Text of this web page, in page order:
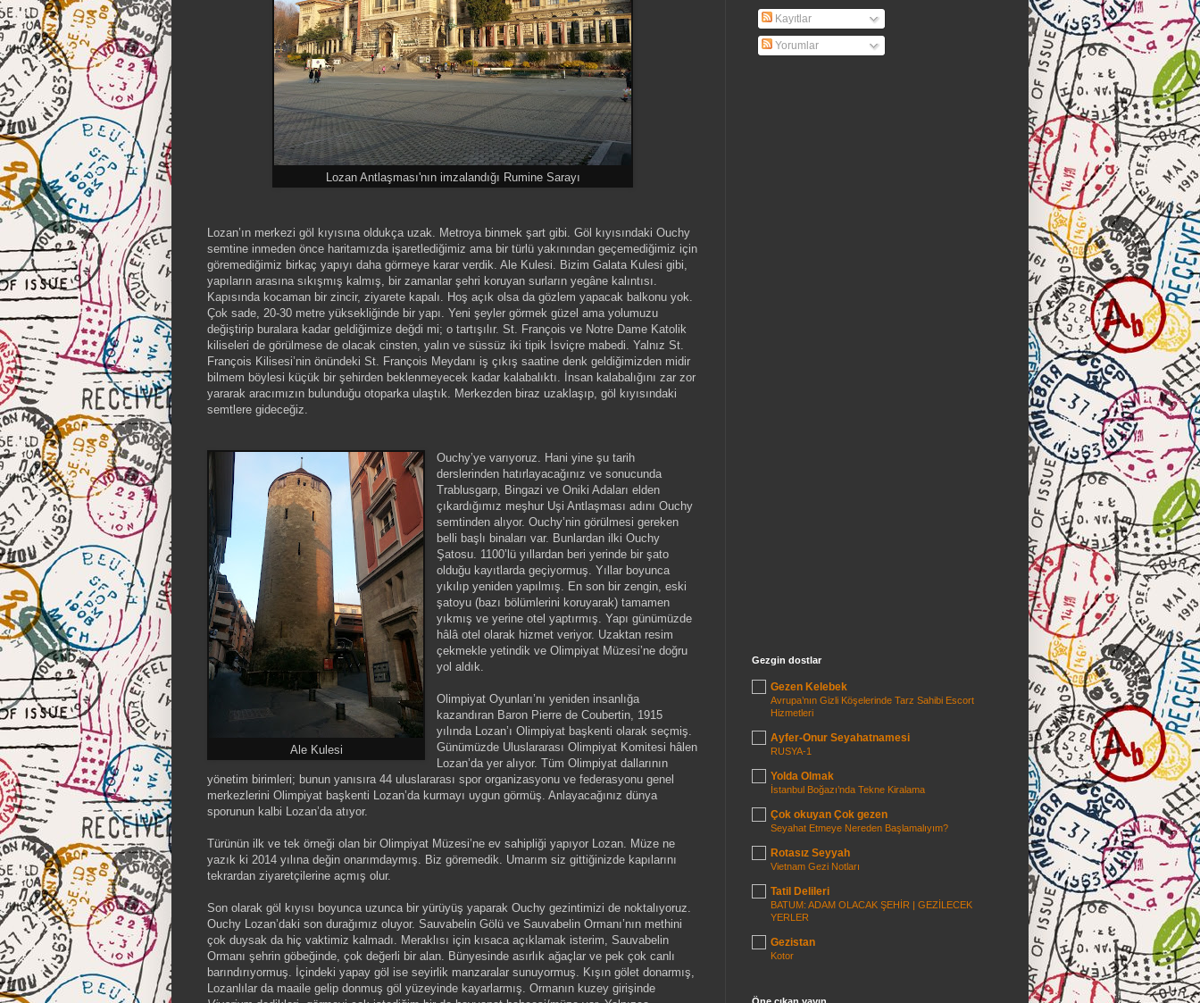
Lozan Antlaşması'nın imzalandığı Rumine Sarayı
Lozan’ın merkezi göl kıyısına oldukça uzak. Metroya binmek şart gibi. Göl kıyısındaki Ouchy
semtine inmeden önce haritamızda işaretlediğimiz ama bir türlü yakınından geçemediğimiz için
göremediğimiz birkaç yapıyı daha görmeye karar verdik. Ale Kulesi. Bizim Galata Kulesi gibi,
yapıların arasına sıkışmış kalmış, bir zamanlar şehri koruyan surların yegâne kalıntısı.
Kapısında kocaman bir zincir, ziyarete kapalı. Hoş açık olsa da gözlem yapacak balkonu yok.
Çok sade, 20-30 metre yüksekliğinde bir yapı. Yeni şeyler görmek güzel ama yolumuzu
değiştirip buralara kadar geldiğimize değdi mi; o tartışılır. St. François ve Notre Dame Katolik
kiliseleri de görülmese de olacak cinsten, yalın ve süssüz iki tipik İsviçre mabedi. Yalnız St.
François Kilisesi’nin önündeki St. François Meydanı iş çıkış saatine denk geldiğimizden midir
bilmem böylesi küçük bir şehirden beklenmeyecek kadar kalabalıktı. İnsan kalabalığını zar zor
yararak aracımızın bulunduğu otoparka ulaştık. Merkezden biraz uzaklaşıp, göl kıyısındaki
semtlere gideceğiz.
Ale Kulesi
Ouchy’ye varıyoruz. Hani yine şu tarih
derslerinden hatırlayacağınız ve sonucunda
Trablusgarp, Bingazi ve Oniki Adaları elden
çıkardığımız meşhur Uşi Antlaşması adını Ouchy
semtinden alıyor. Ouchy’nin görülmesi gereken
belli başlı binaları var. Bunlardan ilki Ouchy
Şatosu. 1100’lü yıllardan beri yerinde bir şato
olduğu kayıtlarda geçiyormuş. Yıllar boyunca
yıkılıp yeniden yapılmış. En son bir zengin, eski
şatoyu (bazı bölümlerini koruyarak) tamamen
yıkmış ve yerine otel yaptırmış. Yapı günümüzde
hâlâ otel olarak hizmet veriyor. Uzaktan resim
çekmekle yetindik ve Olimpiyat Müzesi’ne doğru
yol aldık.
Olimpiyat Oyunları’nı yeniden insanlığa
kazandıran Baron Pierre de Coubertin, 1915
yılında Lozan’ı Olimpiyat başkenti olarak seçmiş.
Günümüzde Uluslararası Olimpiyat Komitesi hâlen
Lozan’da yer alıyor. Tüm Olimpiyat dallarının
yönetim birimleri; bunun yanısıra 44 uluslararası spor organizasyonu ve federasyonu genel
merkezlerini Olimpiyat başkenti Lozan’da kurmayı uygun görmüş. Anlayacağınız dünya
sporunun kalbi Lozan’da atıyor.
Türünün ilk ve tek örneği olan bir Olimpiyat Müzesi’ne ev sahipliği yapıyor Lozan. Müze ne
yazık ki 2014 yılına değin onarımdaymış. Biz göremedik. Umarım siz gittiğinizde kapılarını
tekrardan ziyaretçilerine açmış olur.
Son olarak göl kıyısı boyunca uzunca bir yürüyüş yaparak Ouchy gezintimizi de noktalıyoruz.
Ouchy Lozan’daki son durağımız oluyor. Sauvabelin Gölü ve Sauvabelin Ormanı’nın methini
çok duysak da hiç vaktimiz kalmadı. Meraklısı için kısaca açıklamak isterim, Sauvabelin
Ormanı şehrin göbeğinde, çok değerli bir alan. Bünyesinde asırlık ağaçlar ve pek çok canlı
barındırıyormuş. İçindeki yapay göl ise seyirlik manzaralar sunuyormuş. Kışın gölet donarmış,
Lozanlılar da maaile gelip donmuş göl yüzeyinde kayarlarmış. Ormanın kuzey girişinde
Kayıtlar
Yorumlar
Gezgin dostlar
Gezen Kelebek
Avrupa’nın Gizli Köşelerinde Tarz Sahibi Escort
Hizmetleri
Ayfer-Onur Seyahatnamesi
RUSYA-1
Yolda Olmak
İstanbul Boğazı’nda Tekne Kiralama
Çok okuyan Çok gezen
Seyahat Etmeye Nereden Başlamalıyım?
Rotasız Seyyah
Vietnam Gezi Notları
Tatil Delileri
BATUM: ADAM OLACAK ŞEHİR | GEZİLECEK
YERLER
Gezistan
Kotor